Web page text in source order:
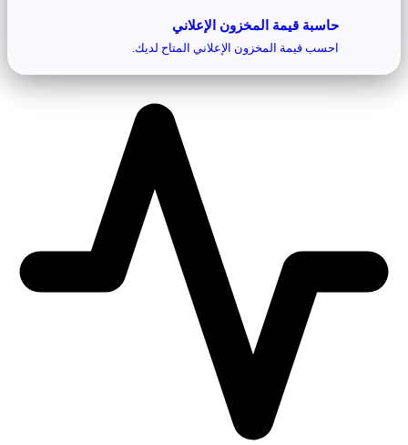
حاسبة قيمة المخزون الإعلاني
احسب قيمة المخزون الإعلاني المتاح لديك.